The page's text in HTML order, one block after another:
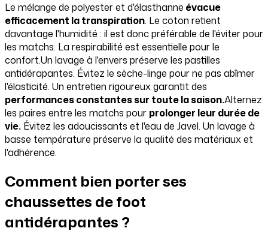
Le mélange de polyester et d'élasthanne évacue
efficacement la transpiration. Le coton retient
davantage l'humidité : il est donc préférable de l'éviter pour
les matchs. La respirabilité est essentielle pour le
confort.Un lavage à l'envers préserve les pastilles
antidérapantes. Évitez le sèche-linge pour ne pas abîmer
l'élasticité. Un entretien rigoureux garantit des
performances constantes sur toute la saison.Alternez
les paires entre les matchs pour prolonger leur durée de
vie. Évitez les adoucissants et l'eau de Javel. Un lavage à
basse température préserve la qualité des matériaux et
l'adhérence.
Comment bien porter ses
chaussettes de foot
antidérapantes ?